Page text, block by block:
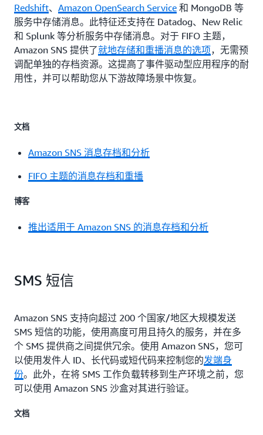
Redshift、 Amazon OpenSearch Service 和 MongoDB 等
服务中存储消息。此特征还支持在 Datadog、New Relic
和 Splunk 等分析服务中存储消息。对于 FIFO 主题，
Amazon SNS 提供了就地存储和重播消息的选项，无需预
调配单独的存档资源。这提高了事件驱动型应用程序的耐
用性，并可以帮助您从下游故障场景中恢复。
文档
Amazon SNS 消息存档和分析
FIFO 主题的消息存档和重播
博客
推出适用于 Amazon SNS 的消息存档和分析
SMS 短信
Amazon SNS 支持向超过 200 个国家/地区大规模发送
SMS 短信的功能，使用高度可用且持久的服务，并在多
个 SMS 提供商之间提供冗余。使用 Amazon SNS，您可
以使用发件人 ID、长代码或短代码来控制您的发端身
份。此外，在将 SMS 工作负载转移到生产环境之前，您
可以使用 Amazon SNS 沙盒对其进行验证。
文档